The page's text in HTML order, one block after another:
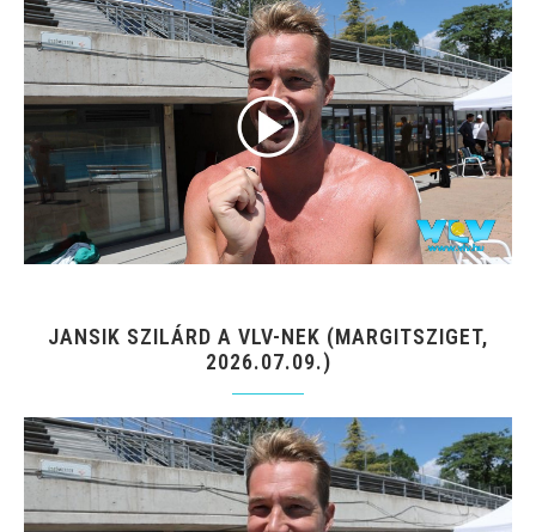
JANSIK SZILÁRD A VLV-NEK (MARGITSZIGET,
2026.07.09.)